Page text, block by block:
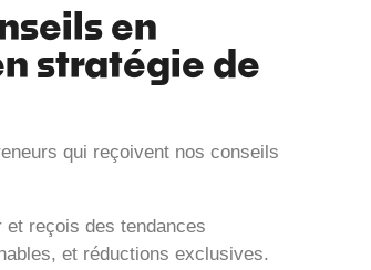
en
stratégie de
qui reçoivent nos conseils
et reçois des tendances
et réductions exclusives.